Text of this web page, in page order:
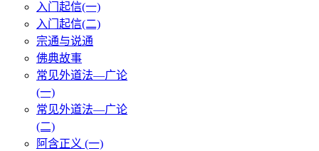
入门起信(一)
入门起信(二)
宗通与说通
佛典故事
常见外道法—广论
(一)
常见外道法—广论
(二)
阿含正义 (一)